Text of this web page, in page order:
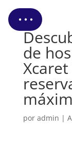
de
por admin |